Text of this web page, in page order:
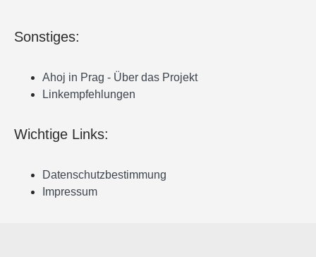
Sonstiges:
Ahoj in Prag - Über das Projekt
Linkempfehlungen
Wichtige Links:
Datenschutzbestimmung
Impressum